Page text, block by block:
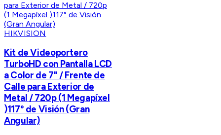
HIKVISION
Kit de Videoportero
TurboHD con Pantalla LCD
a Color de 7" / Frente de
Calle para Exterior de
Metal / 720p (1 Megapíxel
)117° de Visión (Gran
Angular)